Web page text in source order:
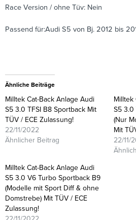
Race Version / ohne Tüv: Nein
Passend für:Audi S5 von Bj. 2012 bis
Ähnliche Beiträge
Milltek Cat-Back Anlage Audi
S5 3.0 TFSI B8 Sportback Mit
TÜV / ECE Zulassung!
22/11/2022
Ähnlicher Beitrag
Milltek
S5 3.0
(Nur
Mit
22/11/
Milltek Cat-Back Anlage Audi
S5 3.0 V6 Turbo Sportback B9
(Modelle mit Sport Diff & ohne
Domstrebe) Mit TÜV / ECE
Zulassung!